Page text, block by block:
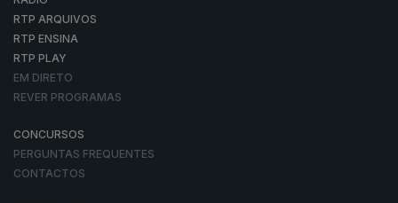
RTP ARQUIVOS
RTP ENSINA
RTP PLAY
EM DIRETO
REVER PROGRAMAS
CONCURSOS
PERGUNTAS FREQUENTES
CONTACTOS